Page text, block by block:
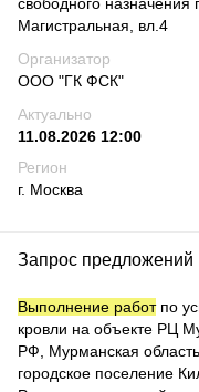
Магистральная, вл.4
Организатор
ООО "ГК ФСК"
Актуально
11.08.2026 12:00
Регион
г. Москва
Запрос
Выполнение работпо
кровли на объекте РЦ
РФ, Мурманская
городское поселение